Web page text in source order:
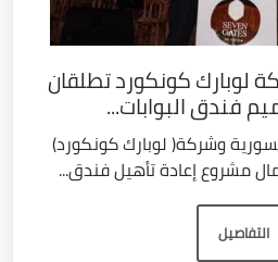
لوبارك كونكورد تطلقان
فندق البوابات...
وشركة( لوبارك كونكورد)
مشروع إعادة تأهيل فندق...
التفاصيل